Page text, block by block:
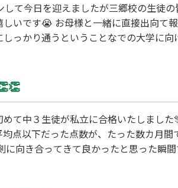
して今日を迎えましたが三郷校の生徒
しいです😭 お母様と一緒に直接出向て
しっかり通うということなでの大学に
めて中３生徒が私立に合格いたしまし
均点以下だった点数が、たった数カ月
に向き合ってきて良かったと思った瞬